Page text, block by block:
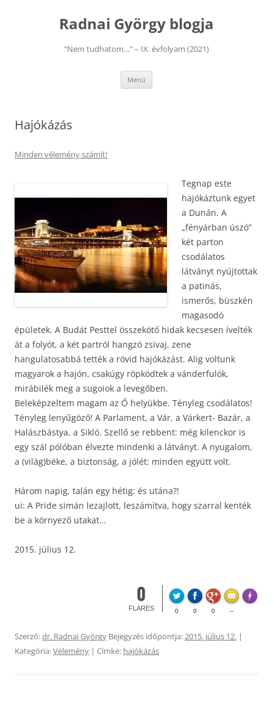
Radnai György blogja
"Nem tudhatom…" – IX. évfolyam (2021)
Menü
Hajókázás
Minden vélemény számít!
Tegnap este
hajókáztunk egyet
a Dunán. A
„fényárban úszó”
két parton
csodálatos
látványt nyújtottak
a patinás,
ismerős, büszkén
magasodó
épületek. A Budát Pesttel összekötő hidak kecsesen ívelték
át a folyót, a két partról hangzó zsivaj, zene
hangulatosabbá tették a rövid hajókázást. Alig voltunk
magyarok a hajón, csakúgy röpködtek a vánderfulók,
mirábilék meg a sugoiok a levegőben.
Beleképzeltem magam az Ő helyükbe. Tényleg csodálatos!
Tényleg lenyűgöző! A Parlament, a Vár, a Várkert- Bazár, a
Halászbástya, a Sikló. Szellő se rebbent: még kilenckor is
egy szál pólóban élvezte mindenki a látványt. A nyugalom,
a (világ)béke, a biztonság, a jólét: minden együtt volt.
Három napig, talán egy hétig: és utána?!
ui: A Pride simán lezajlott, leszámítva, hogy szarral kenték
be a környező utakat…
2015. július 12.
0
FLARES 0 0 0 --
Made
Szerző:dr. Radnai György Bejegyzés időpontja:2015. július 12. |
Kategória:Vélemény | Címke: hajókázás